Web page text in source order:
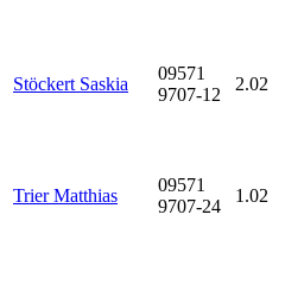
Stöckert Saskia
09571
9707-12
2.02
Trier Matthias
09571
9707-24
1.02